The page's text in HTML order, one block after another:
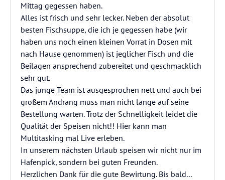
Mittag gegessen haben.
Alles ist frisch und sehr lecker. Neben der absolut
besten Fischsuppe, die ich je gegessen habe (wir
haben uns noch einen kleinen Vorrat in Dosen mit
nach Hause genommen) ist jeglicher Fisch und die
Beilagen ansprechend zubereitet und geschmacklich
sehr gut.
Das junge Team ist ausgesprochen nett und auch bei
großem Andrang muss man nicht lange auf seine
Bestellung warten. Trotz der Schnelligkeit leidet die
Qualität der Speisen nicht!! Hier kann man
Multitasking mal Live erleben.
In unserem nächsten Urlaub speisen wir nicht nur im
Hafenpick, sondern bei guten Freunden.
Herzlichen Dank für die gute Bewirtung. Bis bald...